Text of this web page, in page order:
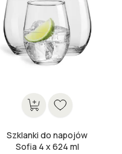
Szklanki do napojów
Sofia 4 x 624 ml